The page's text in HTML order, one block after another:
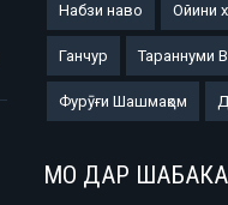
Набзи наво Ойини
Ганчур Тараннуми
Фурӯғи Шашмақом
МО ДАР